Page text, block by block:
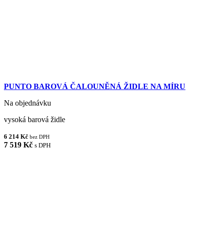
PUNTO BAROVÁ ČALOUNĚNÁ ŽIDLE NA MÍRU
Na objednávku
vysoká barová židle
6 214 Kč bez DPH
7 519 Kč s DPH